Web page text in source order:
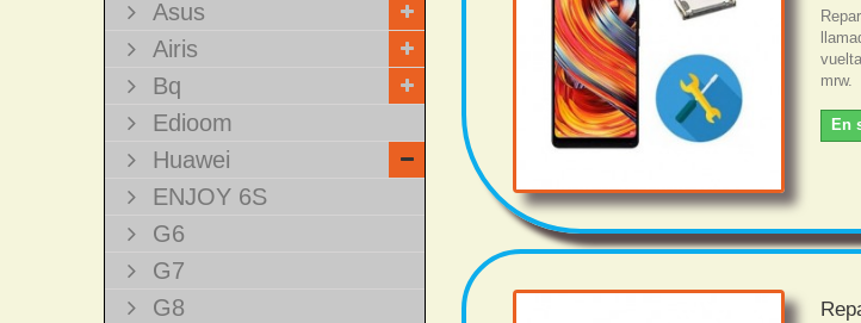
Asus
Airis
Bq
Edioom
Huawei
ENJOY 6S
G6
G7
G8
mrw.
En